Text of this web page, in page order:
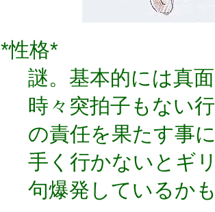
*性格*
謎。基本的には真
時々突拍子もない
の責任を果たす事
手く行かないとギ
句爆発しているか